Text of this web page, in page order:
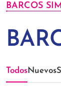
BARCOS
TodosNuevos